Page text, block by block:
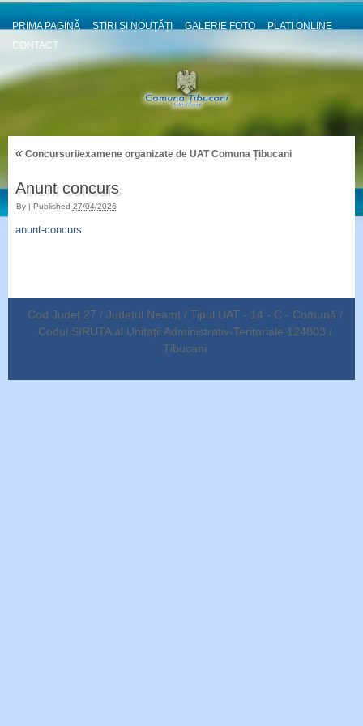
PRIMA PAGINĂ ȘTIRI ȘI NOUȚĂȚI GALERIE FOTO
PLATI ONLINE
CONTACT
«Concursuri/examene organizate de UAT Comuna Țibucani
Anunt concurs
By | Published 27/04/2026
anunt-concurs
Cod Județ 27 / Județul Neamț / Tipul UAT - 14 - C - Comună /
Codul SIRUTA al Unitații Administrativ-Teritoriale 124803 /
Țibucani